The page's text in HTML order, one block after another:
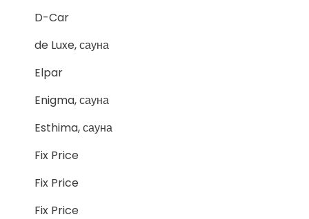
D-Car
de Luxe, сауна
Elpar
Enigma, сауна
Esthima, сауна
Fix Price
Fix Price
Fix Price